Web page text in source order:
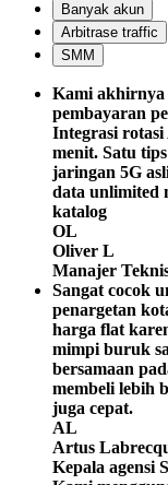
Banyak akun
Arbitrase traffic
SMM
Kami akhirnya
pembayaran
Integrasi
menit. Satu
jaringan 5G
data unlimited
katalog
OL
Oliver L
Manajer
Sangat cocok
penargetan
harga flat
mimpi buruk
bersamaan
membeli lebih
juga cepat.
AL
Artus
Kepala agensi